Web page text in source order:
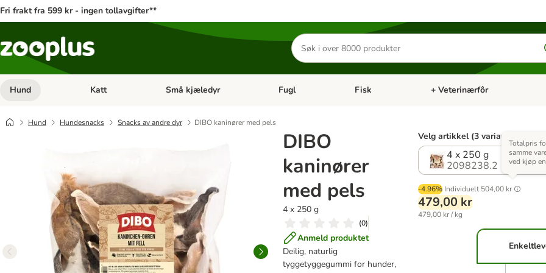
Fri frakt fra 599 kr - ingen tollavgifter**
Søk
etter
produkter
Hund Åpne kategorimeny: Hund
Katt Åpne kategorimeny: Katt
Små kjæledyr Åpne kategorimeny: Små kjæledyr
Fugl Åpne kategorimeny: Fugl
Fisk Åpne kategorimeny: Fisk
+ Veterinærfôr
Hund Hundesnacks Snacks av andre dyr DIBO kaninører med pels
DIBO
kaninører
med pels
4 x 250 g
(0)
Anmeld produktet
Deilig, naturlig
tyggetyggegummi for hunder,
Velg artikkel (3 varianter)
4 x 250 g
2098238.2
-4.96% Individuelt 504,00 kr
Totalpris
samme
ved kjøp
479,00 kr
479,00 kr / kg